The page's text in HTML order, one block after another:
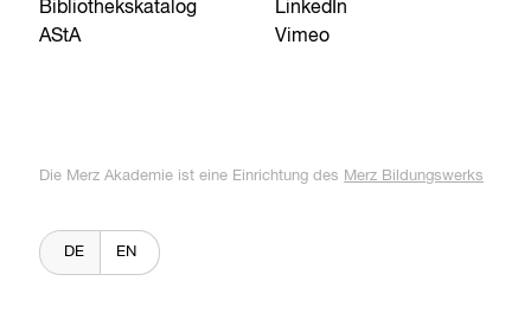
Bibliothekskatalog
AStA
LinkedIn
Vimeo
Die Merz Akademie ist eine Einrichtung des Merz Bildungswerks
DE EN